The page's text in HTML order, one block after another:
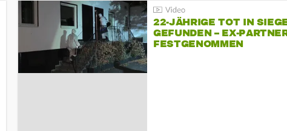
22-JÄHRIGE TOT IN
GEFUNDEN – EX-
FESTGENOMMEN